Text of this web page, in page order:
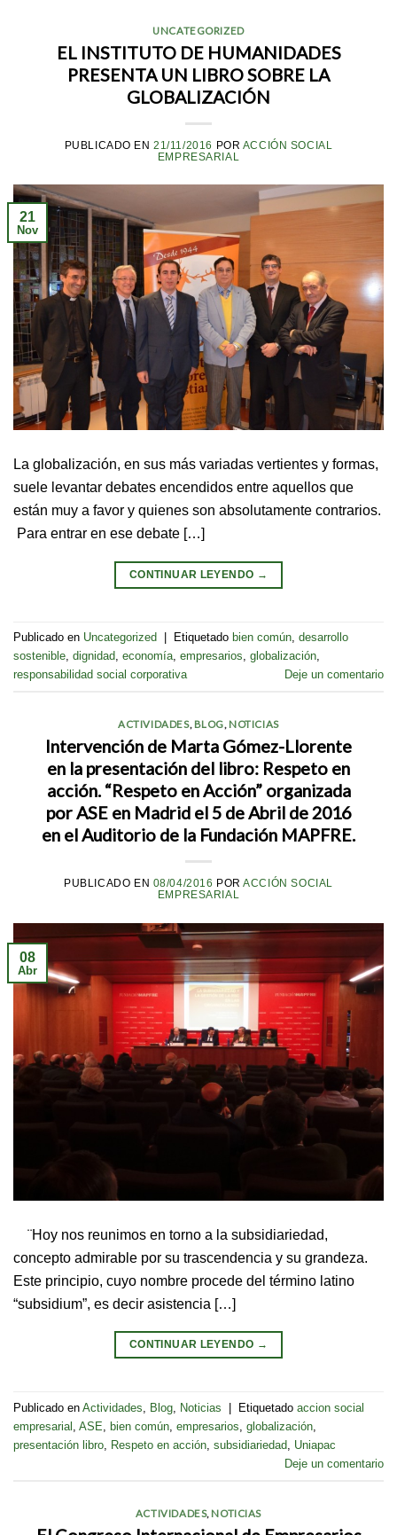
UNCATEGORIZED
EL INSTITUTO DE HUMANIDADES
PRESENTA UN LIBRO SOBRE LA
GLOBALIZACIÓN
PUBLICADO EN21/11/2016 POR ACCIÓN SOCIAL
EMPRESARIAL
21
Nov
La globalización, en sus más variadas vertientes y formas,
suele levantar debates encendidos entre aquellos que
están muy a favor y quienes son absolutamente contrarios.
Para entrar en ese debate […]
CONTINUAR LEYENDO →
Publicado en Uncategorized Etiquetado bien común, desarrollo
sostenible, dignidad, economía, empresarios, globalización,
responsabilidad social corporativa
Deje un comentario
ACTIVIDADES, BLOG, NOTICIAS
Intervención de Marta Gómez-Llorente
en la presentación del libro: Respeto en
acción. “Respeto en Acción” organizada
por ASE en Madrid el 5 de Abril de 2016
en el Auditorio de la Fundación MAPFRE.
PUBLICADO EN 08/04/2016 PORACCIÓN SOCIAL
EMPRESARIAL
08
Abr
¨Hoy nos reunimos en torno a la subsidiariedad,
concepto admirable por su trascendencia y su grandeza.
Este principio, cuyo nombre procede del término latino
“subsidium”, es decir asistencia […]
CONTINUAR LEYENDO →
Publicado en Actividades, Blog, Noticias Etiquetado accion social
empresarial , ASE, bien común, empresarios, globalización,
presentación libro, Respeto en acción, subsidiariedad, Uniapac
Deje un comentario
ACTIVIDADES, NOTICIAS